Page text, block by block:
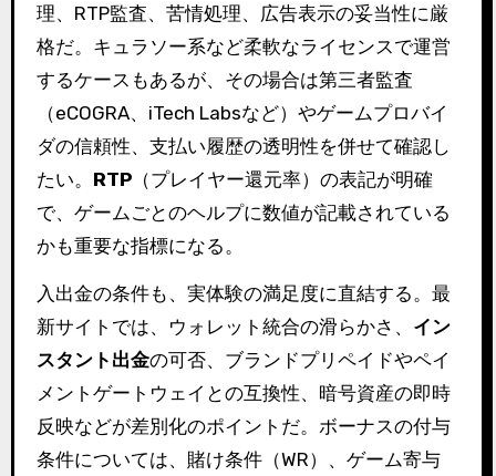
理、RTP監査、苦情処理、広告表示の妥当性に厳
格だ。キュラソー系など柔軟なライセンスで運営
するケースもあるが、その場合は第三者監査
（eCOGRA、iTech Labsなど）やゲームプロバイ
ダの信頼性、支払い履歴の透明性を併せて確認し
たい。 RTP（プレイヤー還元率）の表記が明確
で、ゲームごとのヘルプに数値が記載されている
かも重要な指標になる。
入出金の条件も、実体験の満足度に直結する。最
新サイトでは、ウォレット統合の滑らかさ、 イン
スタント出金の可否、ブランドプリペイドやペイ
メントゲートウェイとの互換性、暗号資産の即時
反映などが差別化のポイントだ。ボーナスの付与
条件については、賭け条件（WR）、ゲーム寄与